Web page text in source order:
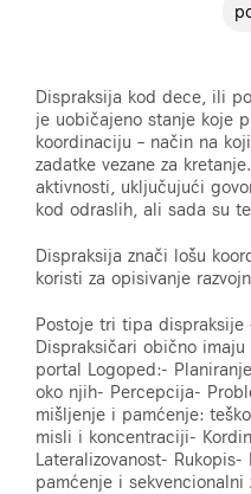
Dispraksija kod dece, ili
je uobičajeno stanje koje
koordinaciju – način na
zadatke vezane za
aktivnosti, uključujući
kod odraslih, ali sada su
Dispraksija znači lošu
koristi za opisivanje
Postoje tri tipa dispraksije
Dispraksičari obično
portal Logoped:-
oko njih- Percepcija-
mišljenje i pamćenje:
misli i koncentraciji-
Lateralizovanost-
pamćenje i sekvencionalni